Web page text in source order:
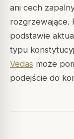
ani cech
rozgrzewające.
podstawie
typu
Vedas może
podejście do